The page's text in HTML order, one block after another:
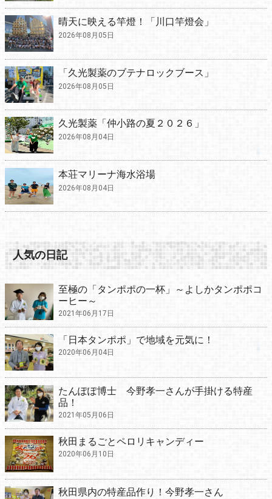
晴天に映える竿燈！「川口竿燈会」
2026年08月05日
「久光製薬のブテナロックブース」
2026年08月05日
久光製薬「仲小路の夏２０２６」
2026年08月04日
本荘マリーナ海水浴場
2026年08月04日
人気の日記
至極の「タンポポの一杯」～よしかタンポポコ
ーヒー～
2021年06月17日
「日本タンポポ」で地域を元気に！
2020年06月04日
たんぽぽ博士 今野孝一さんが手掛ける特産
品！
2021年05月06日
秋田まるごとペロリキャンディー
2020年06月10日
秋田県内の特産品作り！今野孝一さん